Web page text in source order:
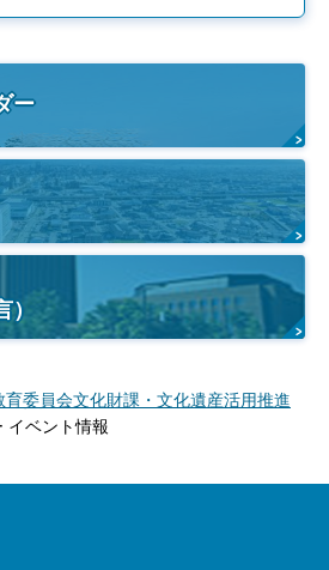
ー
育委員会文化財課・文化遺産活用推進
イベント情報